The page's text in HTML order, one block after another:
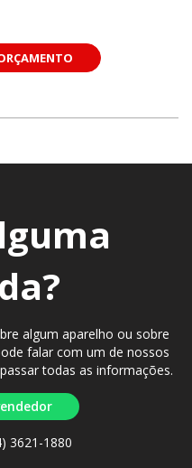
algum aparelho ou sobre
falar com um de nossos
todas as informações.
3621-1880